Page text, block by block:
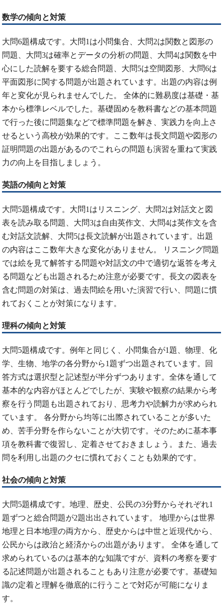
数学の傾向と対策
大問6題構成です。大問1は小問集合、大問2は関数と図形の
問題、大問3は確率とデータの分析の問題、大問4は関数を中
心にした読解を要する総合問題、大問5は空間図形、大問6は
平面図形に関する問題が出題されています。出題の内容は例
年と変化が見られませんでした。 全体的に難易度は基礎・基
本から標準レベルでした。基礎固めを教科書などの基本問題
で行った後に問題集などで標準問題を解き、実践力を向上さ
せるという高校が効果的です。ここ数年は長文問題や図形の
証明問題の出題があるのでこれらの問題も演習を重ねて実践
力の向上を目指しましょう。
英語の傾向と対策
大問5題構成です。大問1はリスニング、大問2は対話文と図
表を読み取る問題、大問3は自由英作文、大問4は英作文を含
む対話文読解、大問5は長文読解が出題されています。出題
の内容はここ数年大きな変化がありません。 リスニング問題
では絵を見て解答する問題や対話文の中で適切な返答を考え
る問題なども出題されるため注意が必要です。長文の図表を
含む問題の対策は、過去問絵を用いた演習で行い、問題に慣
れておくことが対策になります。
理科の傾向と対策
大問5題構成です。例年と同じく、小問集合が1題、物理、化
学、生物、地学の各分野から1題ずつ出題されています。回
答方式は選択型と記述型が半分ずつあります。全体を通して
基本的な内容がほとんどでしたが、実験や観察の結果から考
察を行う問題も出題されており、思考力や読解力が求められ
ています。 各分野から均等に出際されていることが多いた
め、苦手分野を作らないことが大切です。そのために基本事
項を教科書で復習し、定着させておきましょう。また、過去
問を利用し出題のクセに慣れておくことも効果的です。
社会の傾向と対策
大問5題構成です。地理、歴史、公民の3分野からそれぞれ1
題ずつと総合問題が2題出出されています。 地理からは世界
地理と日本地理の両方から、歴史からは中世と近現代から、
公民からは政治と経済からの出題があります。 全体を通して
求められているのは基本的な知識ですが、資料の考察を要す
る記述問題が出題されることもあり注意が必要です。基礎知
識の定着と理解を徹底的に行うことで対応が可能になりま
す。